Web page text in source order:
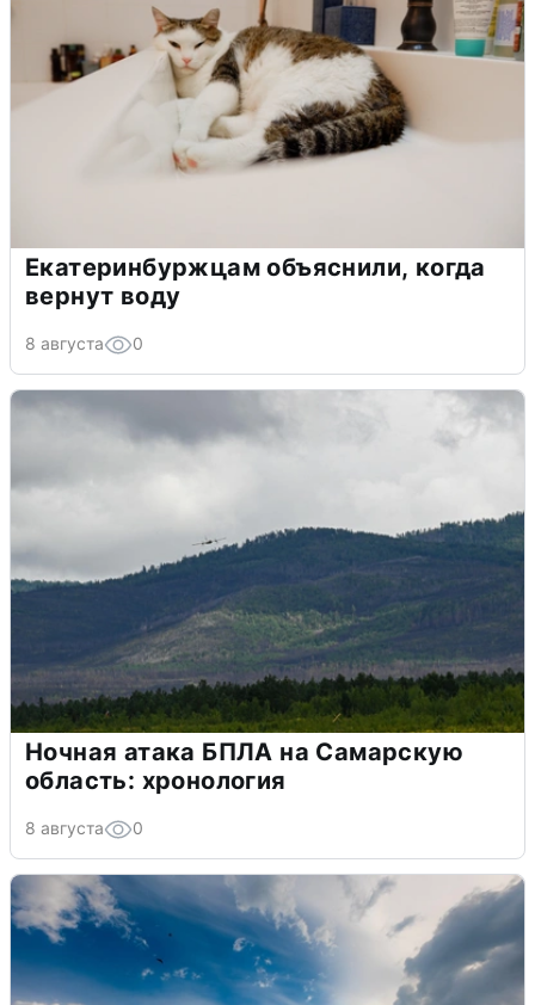
Екатеринбуржцам объяснили, когда
вернут воду
8 августа 0
Ночная атака БПЛА на Самарскую
область: хронология
8 августа 0